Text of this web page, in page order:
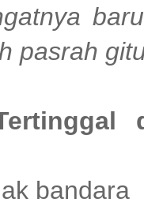
pasrah
bandara